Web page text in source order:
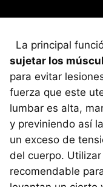
La principal
sujetar los
para evitar
fuerza que este
lumbar es alta,
y previniendo así
un exceso de
del cuerpo.
recomendable